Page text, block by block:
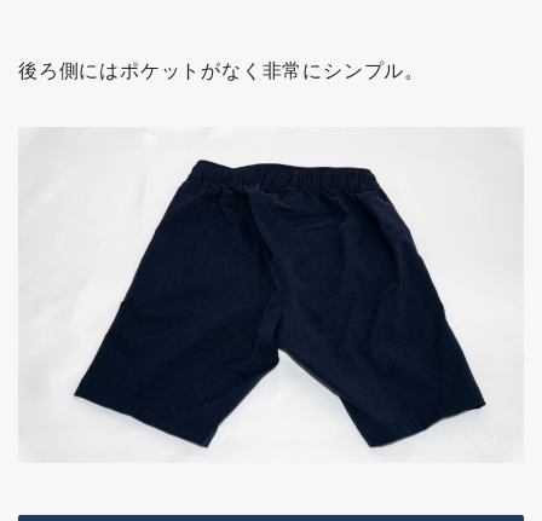
後ろ側にはポケットがなく非常にシンプル。